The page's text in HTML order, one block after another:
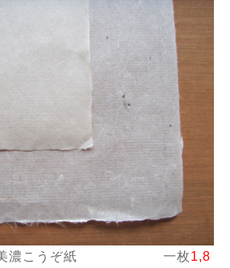
美濃こうぞ紙 一枚1,8